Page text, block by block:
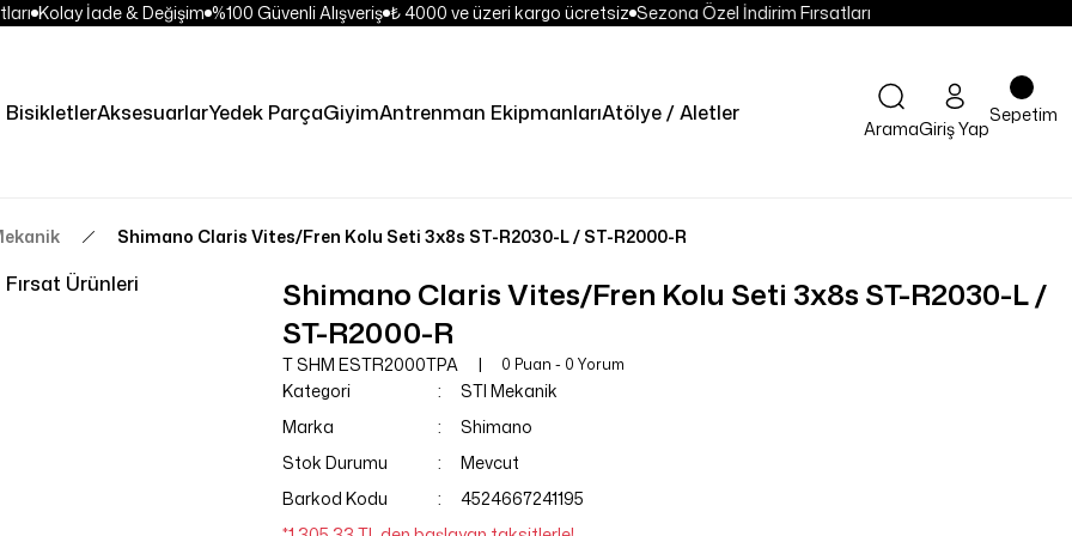
Kolay İade & Değişim %100 Güvenli Alışveriş ₺ 4000 ve üzeri kargo ücretsiz Sezona Özel İndirim Fırsatları
BisikletlerAksesuarlarYedek ParçaGiyimAntrenman EkipmanlarıAtölye / Aletler
Fırsat Ürünleri
AramaGiriş Yap
Sepetim
Shimano Claris Vites/Fren Kolu Seti 3x8s ST-R2030-L / ST-R2000-R
Shimano Claris Vites/Fren Kolu Seti 3x8s ST-R2030-L /
ST-R2000-R
T SHM ESTR2000TPA 0 Puan - 0 Yorum
Kategori
STI Mekanik
Marka
Shimano
Stok Durumu
Mevcut
Barkod Kodu
4524667241195